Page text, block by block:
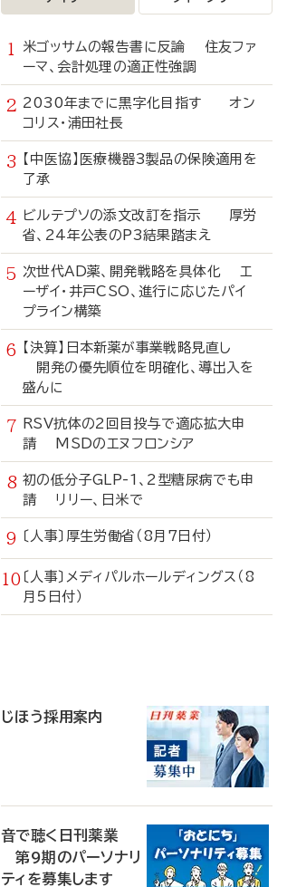
米ゴッサムの報告書に反論 住友ファ
ーマ、会計処理の適正性強調
2030年までに黒字化目指す オン
コリス・浦田社長
【中医協】医療機器3製品の保険適用を
了承
ビルテプソの添文改訂を指示 厚労
省、24年公表のP3結果踏まえ
次世代AD薬、開発戦略を具体化 エ
ーザイ・井戸CSO、進行に応じたパイ
プライン構築
【決算】日本新薬が事業戦略見直し
開発の優先順位を明確化、導出入を
盛んに
RSV抗体の2回目投与で適応拡大申
請 MSDのエヌフロンシア
初の低分子GLP-1、2型糖尿病でも申
請 リリー、日米で
〔人事〕厚生労働省（8月7日付）
〔人事〕メディパルホールディングス（8
月5日付）
じほう採用案内
音で聴く日刊薬業
第9期のパーソナリ
ティを募集します